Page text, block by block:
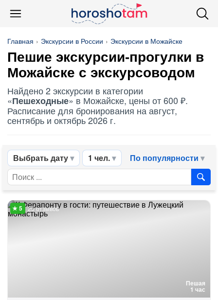
Главная Экскурсии в России Экскурсии в Можайске
Пешие экскурсии-прогулки в
Можайске с экскурсоводом
Найдено 2 экскурсии в категории
«Пешеходные» в Можайске, цены от 600 ₽.
Расписание для бронирования на август,
сентябрь и октябрь 2026 г.
Выбрать дату 1 чел. По популярности
Пешая
1 час
25 отзывов